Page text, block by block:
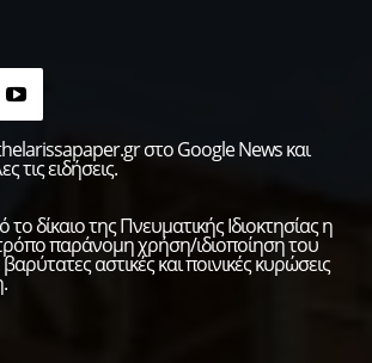
στο Google News και
τις ειδήσεις.
δίκαιο της Πνευματικής Ιδιοκτησίας η
παράνομη χρήση/ιδιοποίηση του
αστικές και ποινικές κυρώσεις